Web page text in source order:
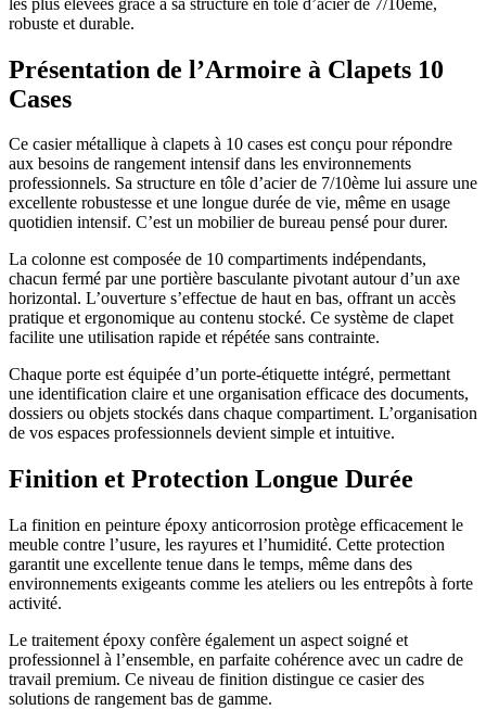
robuste et durable.
Présentation de l’Armoire à Clapets 10
Cases
Ce casier métallique à clapets à 10 cases est conçu pour répondre
aux besoins de rangement intensif dans les environnements
professionnels. Sa structure en tôle d’acier de 7/10ème lui assure une
excellente robustesse et une longue durée de vie, même en usage
quotidien intensif. C’est un mobilier de bureau pensé pour durer.
La colonne est composée de 10 compartiments indépendants,
chacun fermé par une portière basculante pivotant autour d’un axe
horizontal. L’ouverture s’effectue de haut en bas, offrant un accès
pratique et ergonomique au contenu stocké. Ce système de clapet
facilite une utilisation rapide et répétée sans contrainte.
Chaque porte est équipée d’un porte-étiquette intégré, permettant
une identification claire et une organisation efficace des documents,
dossiers ou objets stockés dans chaque compartiment. L’organisation
de vos espaces professionnels devient simple et intuitive.
Finition et Protection Longue Durée
La finition en peinture époxy anticorrosion protège efficacement le
meuble contre l’usure, les rayures et l’humidité. Cette protection
garantit une excellente tenue dans le temps, même dans des
environnements exigeants comme les ateliers ou les entrepôts à forte
activité.
Le traitement époxy confère également un aspect soigné et
professionnel à l’ensemble, en parfaite cohérence avec un cadre de
travail premium. Ce niveau de finition distingue ce casier des
solutions de rangement bas de gamme.